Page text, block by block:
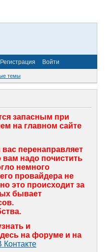
Регистрация Войти
темы
запасным при
на главном сайте
перенаправляет
вам надо почистить
немного
провайдера не
это происходит за
бывает
и
на форуме и на
Контакте